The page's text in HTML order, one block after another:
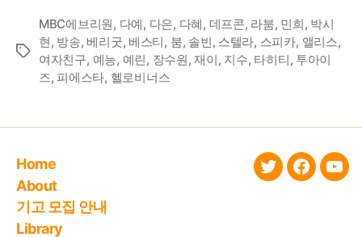
Tags
MBC에브리원, 다예, 다은, 다혜, 데프콘, 라붐, 민희, 박시
현, 방송, 베리굿, 베스티, 붐, 솔빈, 스텔라, 스피카, 앨리스,
여자친구, 예능, 예린, 장수원,재이, 지수, 타히티, 투아이
즈, 피에스타, 헬로비너스
Home
About
기고 모집 안내
Library
twitter